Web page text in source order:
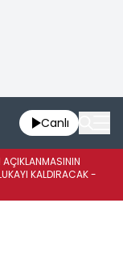
Canlı
KALDIRACAK -